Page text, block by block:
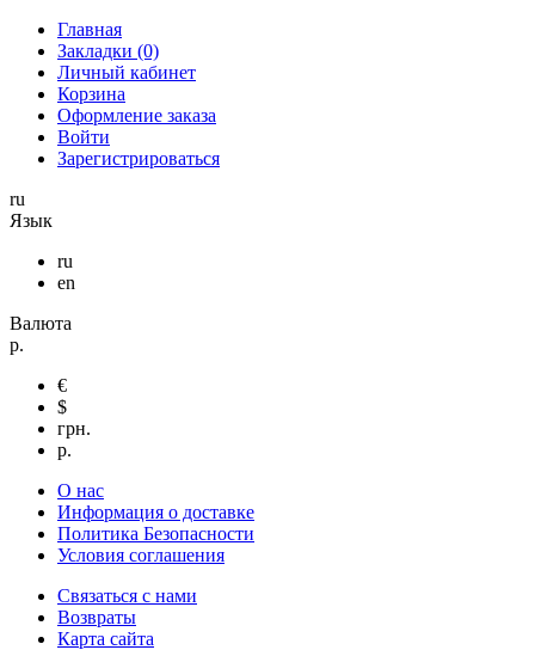
Главная
Закладки (0)
Личный кабинет
Корзина
Оформление заказа
Войти
Зарегистрироваться
ru
Язык
ru
en
Валюта
р.
€
$
грн.
р.
О нас
Информация о доставке
Политика Безопасности
Условия соглашения
Связаться с нами
Возвраты
Карта сайта